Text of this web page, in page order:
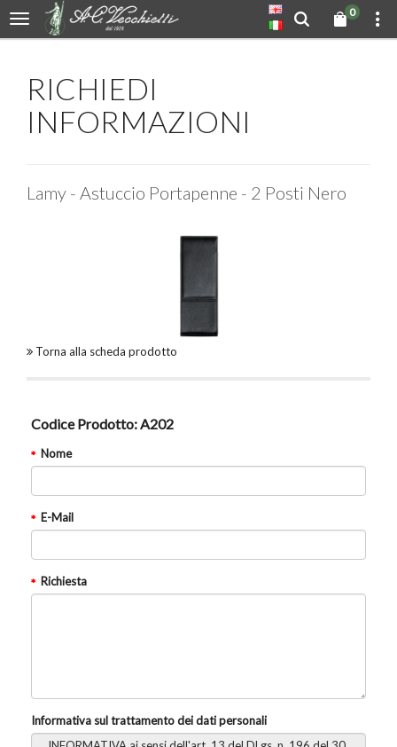
0
RICHIEDI
INFORMAZIONI
Lamy - Astuccio Portapenne - 2 Posti Nero
Torna alla scheda prodotto
Codice Prodotto:A202
Nome
E-Mail
Richiesta
Informativa sul trattamento dei dati personali